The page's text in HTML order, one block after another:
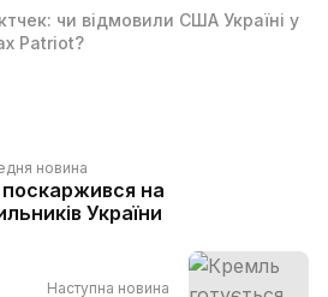
чи відмовили США Україні у
Patriot?
новина
на
України
Наступна новина